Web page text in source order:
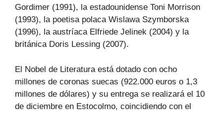
Gordimer (1991), la estadounidense Toni Morrison
(1993), la poetisa polaca Wislawa Szymborska
(1996), la austríaca Elfriede Jelinek (2004) y la
británica Doris Lessing (2007).
El Nobel de Literatura está dotado con ocho
millones de coronas suecas (922.000 euros o 1,3
millones de dólares) y su entrega se realizará el 10
de diciembre en Estocolmo, coincidiendo con el